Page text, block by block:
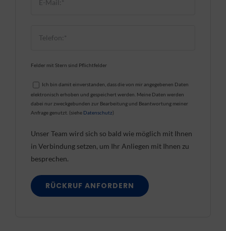
Felder mit Stern sind Pflichtfelder
Ich bin damit einverstanden, dass die von mir angegebenen Daten
elektronisch erhoben und gespeichert werden. Meine Daten werden
dabei nur zweckgebunden zur Bearbeitung und Beantwortung meiner
Anfrage genutzt. (siehe Datenschutz)
Unser Team wird sich so bald wie möglich mit Ihnen
in Verbindung setzen, um Ihr Anliegen mit Ihnen zu
besprechen.